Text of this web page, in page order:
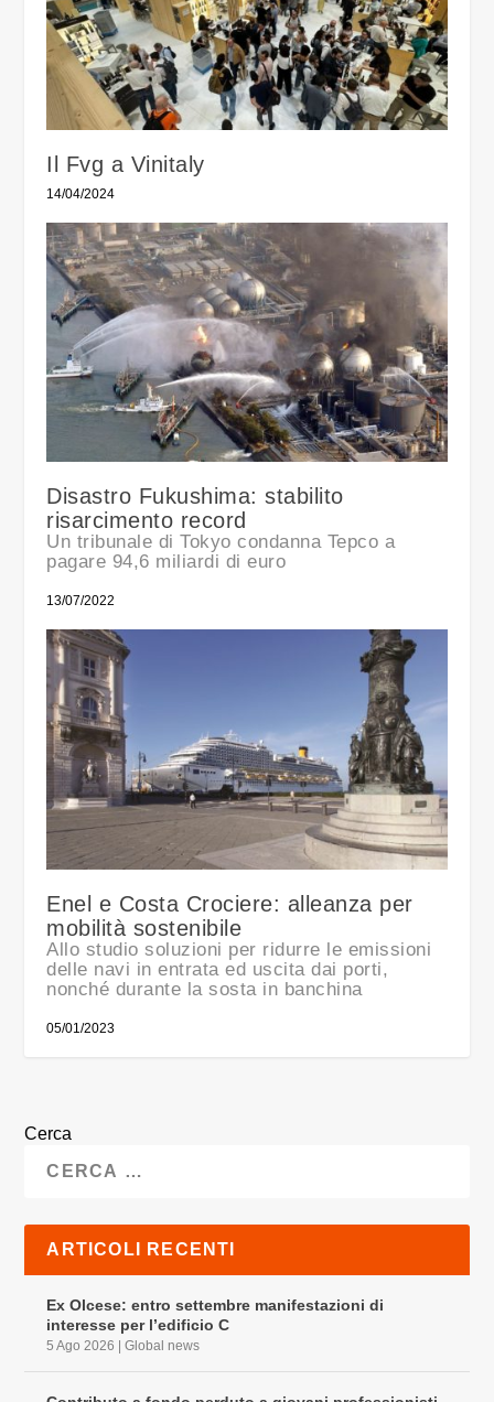
Il Fvg a Vinitaly
14/04/2024
Disastro Fukushima: stabilito
risarcimento record
Un tribunale di Tokyo condanna Tepco a
pagare 94,6 miliardi di euro
13/07/2022
Enel e Costa Crociere: alleanza per
mobilità sostenibile
Allo studio soluzioni per ridurre le emissioni
delle navi in entrata ed uscita dai porti,
nonché durante la sosta in banchina
05/01/2023
Cerca
ARTICOLI RECENTI
Ex Olcese: entro settembre manifestazioni di
interesse per l’edificio C
5 Ago 2026 |Global news